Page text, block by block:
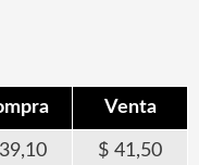
Venta
39,10 41,50